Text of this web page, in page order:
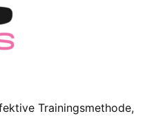
Trainingsmethode,